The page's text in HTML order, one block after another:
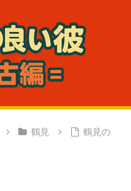
鶴見
鶴見の